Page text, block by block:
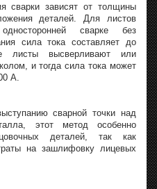
сварки зависят от толщины
деталей. Для листов
сварке без
сила тока составляет до
листы высверливают или
и тогда сила тока может
А.
сварной точки над
этот метод особенно
деталей, так как
на зашлифовку лицевых